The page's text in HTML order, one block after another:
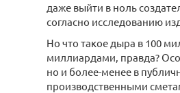
даже выйти в ноль
согласно исследованию
Но что такое дыра в 100
миллиардами, правда?
но и более-менее в
производственными